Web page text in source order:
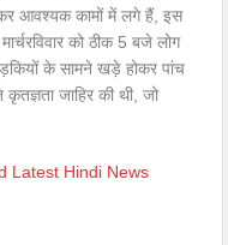
आवश्यक कामों में लगे हैं, इस
को ठीक 5 बजे लोग
के सामने खड़े होकर पांच
जाहिर की थी, जो
Latest Hindi News